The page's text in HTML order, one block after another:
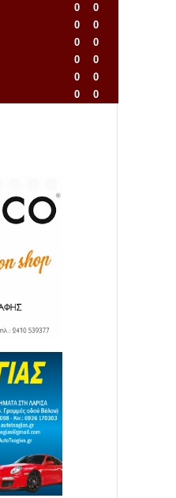
0
0
0
0
0
0
0
0
0
0
0
0